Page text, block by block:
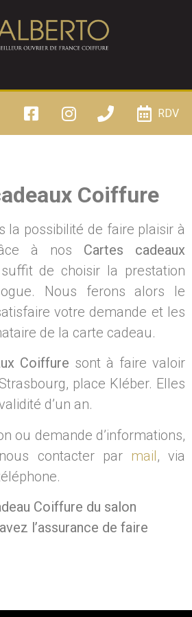
RDV
Coiffure
la possibilité de faire plaisir à
à nos Cartes cadeaux
de choisir la prestation
Nous ferons alors le
votre demande et les
de la carte cadeau.
Coiffure sont à faire valoir
place Kléber. Elles
d’un an.
ou demande d’informations,
contacter par mail, via
Coiffure du salon
l’assurance de faire